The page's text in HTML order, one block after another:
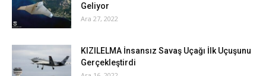
Geliyor
Ara 27, 2022
KIZILELMA İnsansız Savaş Uçağı İlk Uçuşunu
Gerçekleştirdi